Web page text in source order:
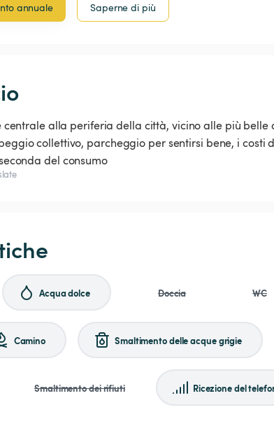
annuale Saperne di più
alla periferia della città, vicino alle più belle
collettivo, parcheggio per sentirsi bene, i
del consumo
Acqua dolce Doccia WC
Camino Smaltimento delle acque grigie
Smaltimento dei rifiuti Ricezione del